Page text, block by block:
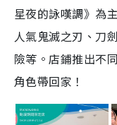
星夜的詠嘆調》為
人氣鬼滅之刃、刀
險等。店鋪推出不
角色帶回家！